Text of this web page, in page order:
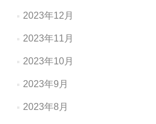
2023年12月
2023年11月
2023年10月
2023年9月
2023年8月